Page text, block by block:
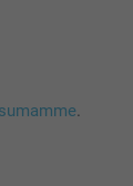
.